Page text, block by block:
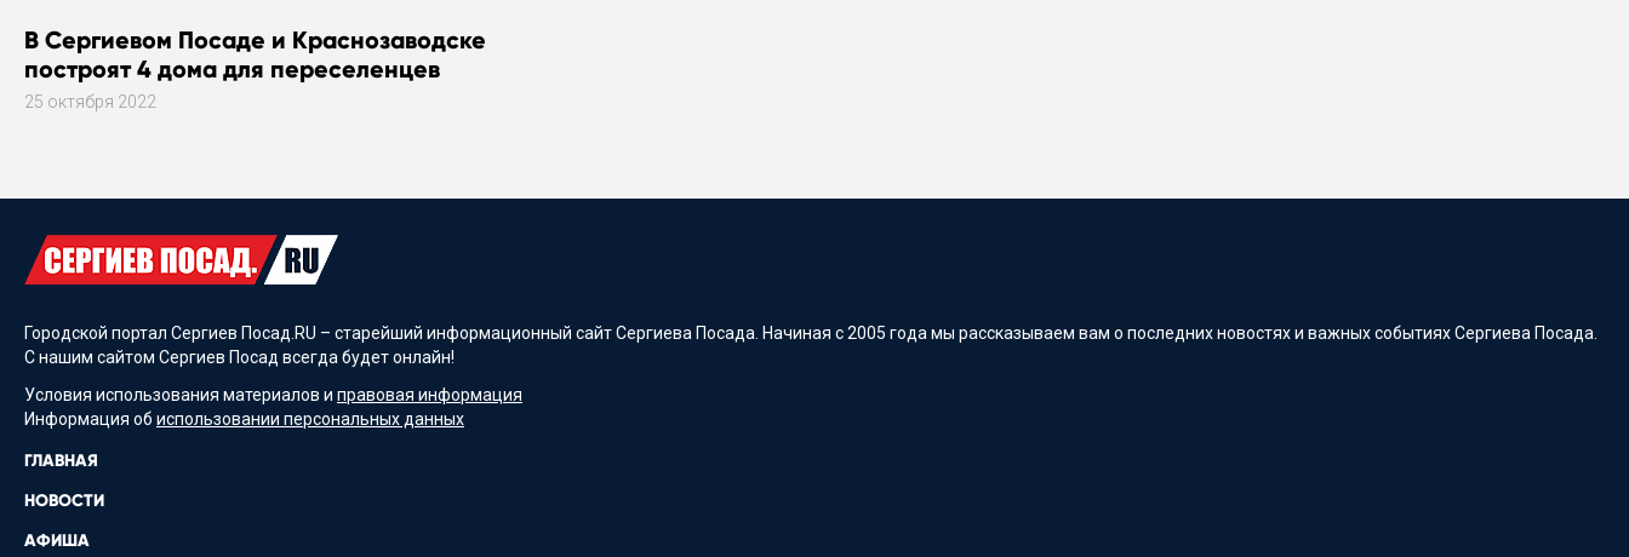
В Сергиевом Посаде и Краснозаводске
построят 4 дома для переселенцев
25 октября 2022
Городской портал Сергиев Посад.RU – старейший информационный сайт Сергиева Посада. Начиная с 2005 года мы рассказываем вам о последних новостях и важных событиях Сергиева Посада.
С нашим сайтом Сергиев Посад всегда будет онлайн!
Условия использования материалов и правовая информация
Информация об использовании персональных данных
ГЛАВНАЯ
НОВОСТИ
АФИША